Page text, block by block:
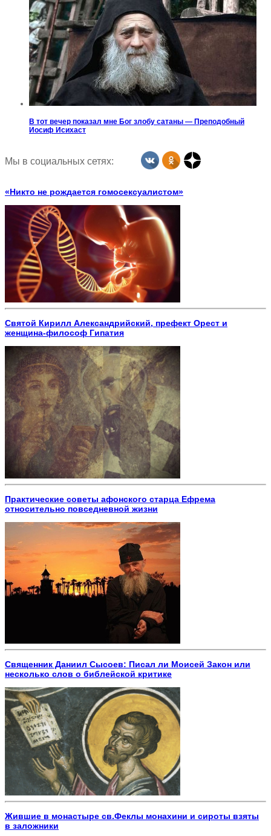
В тот вечер показал мне Бог злобу сатаны — Преподобный
Иосиф Исихаст
Мы в социальных сетях:
«Никто не рождается гомосексуалистом»
Святой Кирилл Александрийский, префект Орест и
женщина-философ Гипатия
Практические советы афонского старца Ефрема
относительно повседневной жизни
Священник Даниил Сысоев: Писал ли Моисей Закон или
несколько слов о библейской критике
Жившие в монастыре св.Феклы монахини и сироты взяты
в заложники